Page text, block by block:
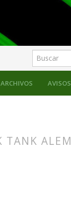
ARCHIVOS AVISOS
TANK